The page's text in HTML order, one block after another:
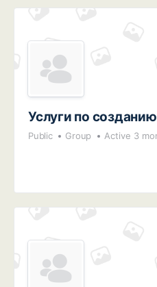
Услуги по
Public Group Active 3